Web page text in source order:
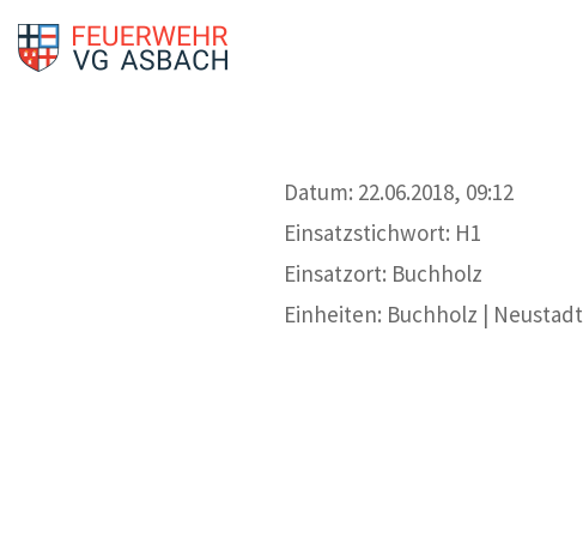
Datum: 22.06.2018, 09:12
Einsatzstichwort: H1
Einsatzort: Buchholz
Einheiten: Buchholz | Neustadt